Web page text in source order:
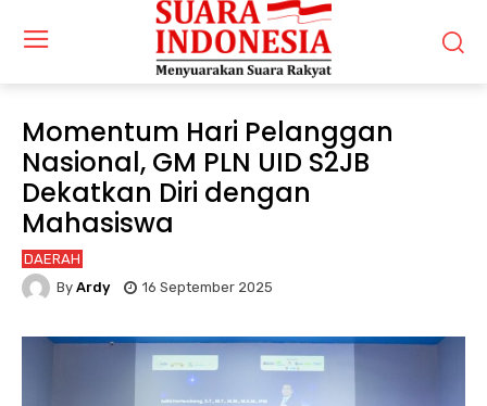
Momentum Hari Pelanggan
Nasional, GM PLN UID S2JB
Dekatkan Diri dengan
Mahasiswa
DAERAH
By Ardy 16 September 2025